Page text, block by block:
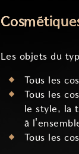
Les objets du
Tous les
Tous les
le style, la
à
Tous les